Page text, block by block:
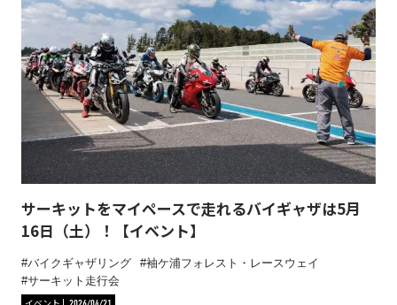
サーキットをマイペースで走れるバイギャザは5月
16日（土）！【イベント】
バイクギャザリング
袖ケ浦フォレスト・レースウェイ
サーキット走行会